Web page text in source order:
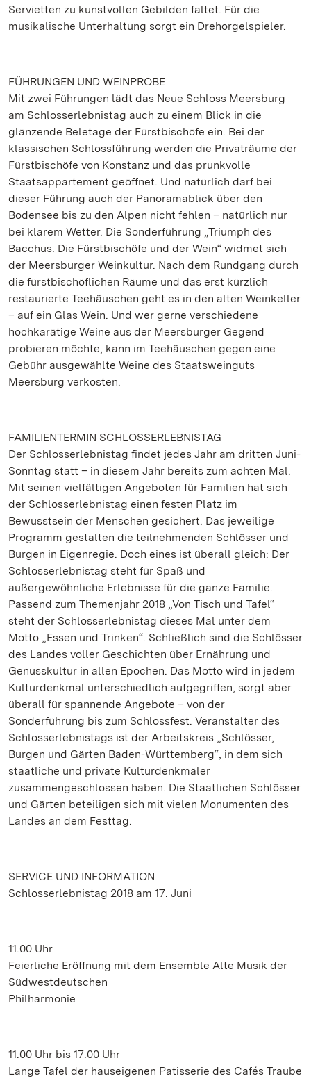
Servietten zu kunstvollen Gebilden faltet. Für die
musikalische Unterhaltung sorgt ein Drehorgelspieler.
FÜHRUNGEN UND WEINPROBE
Mit zwei Führungen lädt das Neue Schloss Meersburg
am Schlosserlebnistag auch zu einem Blick in die
glänzende Beletage der Fürstbischöfe ein. Bei der
klassischen Schlossführung werden die Privaträume der
Fürstbischöfe von Konstanz und das prunkvolle
Staatsappartement geöffnet. Und natürlich darf bei
dieser Führung auch der Panoramablick über den
Bodensee bis zu den Alpen nicht fehlen – natürlich nur
bei klarem Wetter. Die Sonderführung „Triumph des
Bacchus. Die Fürstbischöfe und der Wein“ widmet sich
der Meersburger Weinkultur. Nach dem Rundgang durch
die fürstbischöflichen Räume und das erst kürzlich
restaurierte Teehäuschen geht es in den alten Weinkeller
– auf ein Glas Wein. Und wer gerne verschiedene
hochkarätige Weine aus der Meersburger Gegend
probieren möchte, kann im Teehäuschen gegen eine
Gebühr ausgewählte Weine des Staatsweinguts
Meersburg verkosten.
FAMILIENTERMIN SCHLOSSERLEBNISTAG
Der Schlosserlebnistag findet jedes Jahr am dritten Juni-
Sonntag statt – in diesem Jahr bereits zum achten Mal.
Mit seinen vielfältigen Angeboten für Familien hat sich
der Schlosserlebnistag einen festen Platz im
Bewusstsein der Menschen gesichert. Das jeweilige
Programm gestalten die teilnehmenden Schlösser und
Burgen in Eigenregie. Doch eines ist überall gleich: Der
Schlosserlebnistag steht für Spaß und
außergewöhnliche Erlebnisse für die ganze Familie.
Passend zum Themenjahr 2018 „Von Tisch und Tafel“
steht der Schlosserlebnistag dieses Mal unter dem
Motto „Essen und Trinken“. Schließlich sind die Schlösser
des Landes voller Geschichten über Ernährung und
Genusskultur in allen Epochen. Das Motto wird in jedem
Kulturdenkmal unterschiedlich aufgegriffen, sorgt aber
überall für spannende Angebote – von der
Sonderführung bis zum Schlossfest. Veranstalter des
Schlosserlebnistags ist der Arbeitskreis „Schlösser,
Burgen und Gärten Baden-Württemberg“, in dem sich
staatliche und private Kulturdenkmäler
zusammengeschlossen haben. Die Staatlichen Schlösser
und Gärten beteiligen sich mit vielen Monumenten des
Landes an dem Festtag.
SERVICE UND INFORMATION
Schlosserlebnistag 2018 am 17. Juni
11.00 Uhr
Feierliche Eröffnung mit dem Ensemble Alte Musik der
Südwestdeutschen
Philharmonie
11.00 Uhr bis 17.00 Uhr
Lange Tafel der hauseigenen Patisserie des Cafés Traube